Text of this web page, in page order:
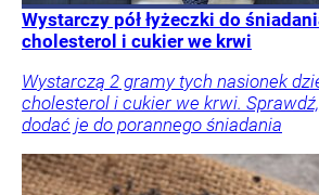
Wystarczy pół łyżeczki do
cholesterol i cukier we krwi
Wystarczą 2 gramy tych nasionek
cholesterol i cukier we krwi.
dodać je do porannego śniadania